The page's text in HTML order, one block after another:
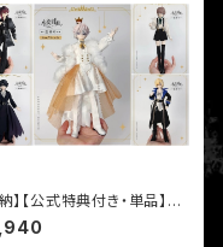
】【公式特典付き・単品】
刻痕】シリーズ 特6 BJD
ンドドール